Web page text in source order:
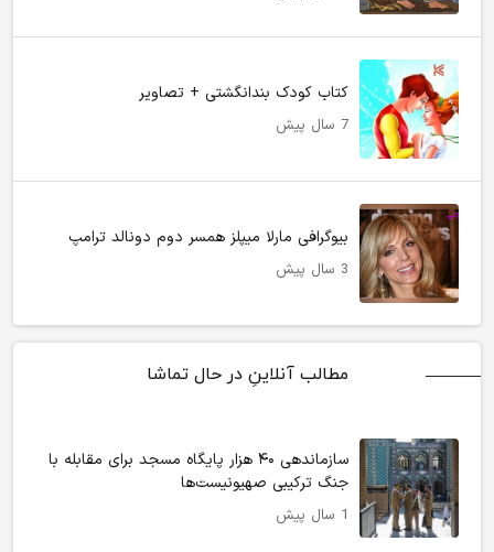
کتاب کودک بندانگشتی + تصاویر
7 سال پیش
بیوگرافی مارلا میپلز همسر دوم دونالد ترامپ
3 سال پیش
مطالب آنلاینِ در حال تماشا
سازماندهی ۴۰ هزار پایگاه مسجد برای مقابله با
جنگ ترکیبی صهیونیست‌ها
1 سال پیش